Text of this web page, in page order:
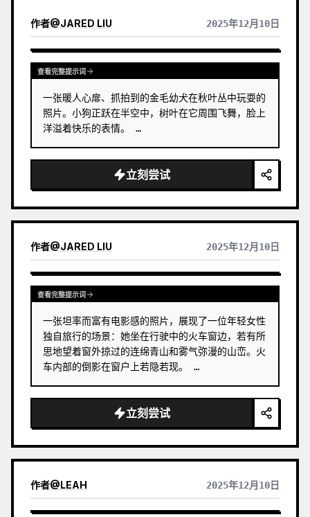
作者@JARED LIU 2025年12月10日
查看完整提示词
一张暖人心扉、抓拍到的金毛幼犬在秋叶丛中玩耍的
照片。小狗正跃在半空中，树叶在它周围飞舞，脸上
洋溢着快乐的表情。 …
立刻尝试
作者@JARED LIU 2025年12月10日
查看完整提示词
一张坦率而富有电影感的照片，展现了一位年轻女性
独自旅行的场景：她坐在行驶中的火车窗边，若有所
思地望着窗外掠过的连绵青山和雾气弥漫的山峦。火
车内部的倒影在窗户上若隐若现。 …
立刻尝试
作者@LEAH 2025年12月10日